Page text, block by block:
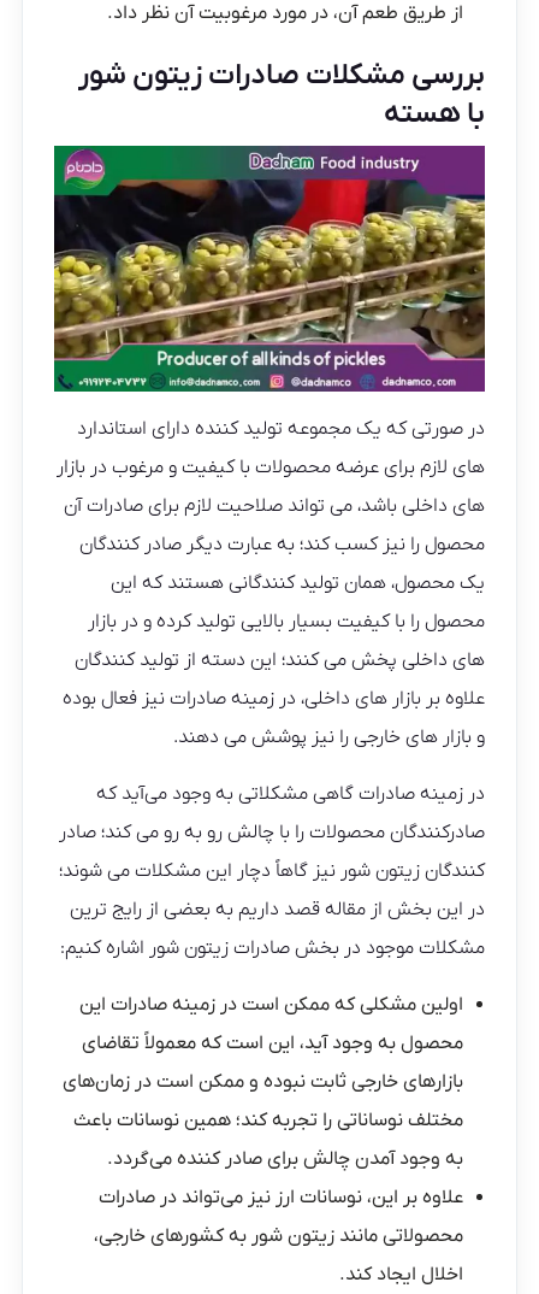
از طریق طعم آن، در مورد مرغوبیت آن نظر داد.
بررسی مشکلات صادرات زیتون شور
با هسته
در صورتی که یک مجموعه تولید کننده دارای استاندارد
های لازم برای عرضه محصولات با کیفیت و مرغوب در بازار
های داخلی باشد، می تواند صلاحیت لازم برای صادرات آن
محصول را نیز کسب کند؛ به عبارت دیگر صادر کنندگان
یک محصول، همان تولید کنندگانی هستند که این
محصول را با کیفیت بسیار بالایی تولید کرده و در بازار
های داخلی پخش می کنند؛ این دسته از تولید کنندگان
علاوه بر بازار های داخلی، در زمینه صادرات نیز فعال بوده
و بازار های خارجی را نیز پوشش می‌ دهند.
در زمینه صادرات گاهی مشکلاتی به وجود می‌آید که
صادرکنندگان محصولات را با چالش رو به رو می کند؛ صادر
کنندگان زیتون شور نیز گاهاً دچار این مشکلات می شوند؛
در این بخش از مقاله قصد داریم به بعضی از رایج‌ ترین
مشکلات موجود در بخش صادرات زیتون شور اشاره کنیم:
اولین مشکلی که ممکن است در زمینه صادرات این
محصول به وجود آید، این است که معمولاً تقاضای
بازارهای خارجی ثابت نبوده و ممکن است در زمان‌های
مختلف نوساناتی را تجربه کند؛ همین نوسانات باعث
به وجود آمدن چالش برای صادر کننده می‌گردد.
علاوه بر این، نوسانات ارز نیز می‌تواند در صادرات
محصولاتی مانند زیتون شور به کشورهای خارجی،
اخلال ایجاد کند.